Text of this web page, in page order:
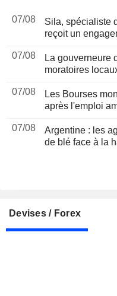
07/08
Sila, spécialiste
reçoit un
07/08
La gouverneure
moratoires
07/08
Les Bourses
après l'emploi
07/08
Argentine : les
de blé face à la
Devises / Forex